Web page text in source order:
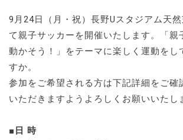
9月24日（月・祝）長野Uスタジアム天
て親子サッカーを開催いたします。「親
動かそう！」をテーマに楽しく運動をし
すか。
参加をご希望される方は下記詳細をご確
いただきますようよろしくお願いいたし
■日 時